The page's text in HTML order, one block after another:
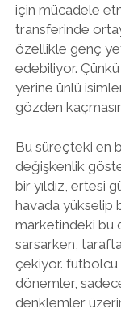
için mücadele
transferinde
özellikle genç
edebiliyor.
yerine ünlü
gözden
Bu süreçteki en
değişkenlik
bir yıldız, ertesi
havada yükselip
marketindeki bu
sarsarken,
çekiyor. futbolcu
dönemler,
denklemler